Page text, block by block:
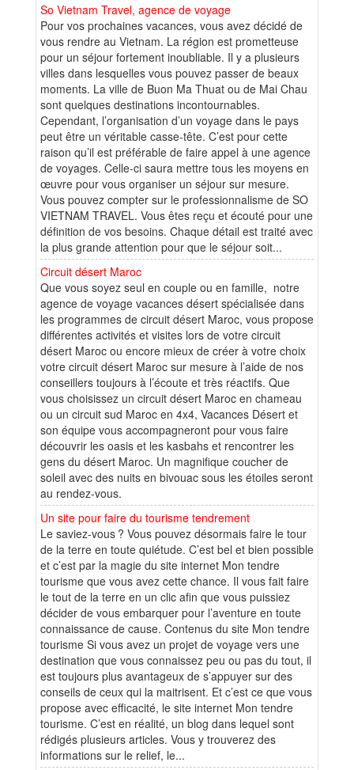
So Vietnam Travel, agence de voyage
Pour vos prochaines vacances, vous avez décidé de
vous rendre au Vietnam. La région est prometteuse
pour un séjour fortement inoubliable. Il y a plusieurs
villes dans lesquelles vous pouvez passer de beaux
moments. La ville de Buon Ma Thuat ou de Mai Chau
sont quelques destinations incontournables.
Cependant, l’organisation d’un voyage dans le pays
peut être un véritable casse-tête. C’est pour cette
raison qu’il est préférable de faire appel à une agence
de voyages. Celle-ci saura mettre tous les moyens en
œuvre pour vous organiser un séjour sur mesure.
Vous pouvez compter sur le professionnalisme de SO
VIETNAM TRAVEL. Vous êtes reçu et écouté pour une
définition de vos besoins. Chaque détail est traité avec
la plus grande attention pour que le séjour soit...
Circuit désert Maroc
Que vous soyez seul en couple ou en famille, notre
agence de voyage vacances désert spécialisée dans
les programmes de circuit désert Maroc, vous propose
différentes activités et visites lors de votre circuit
désert Maroc ou encore mieux de créer à votre choix
votre circuit désert Maroc sur mesure à l’aide de nos
conseillers toujours à l’écoute et très réactifs. Que
vous choisissez un circuit désert Maroc en chameau
ou un circuit sud Maroc en 4x4, Vacances Désert et
son équipe vous accompagneront pour vous faire
découvrir les oasis et les kasbahs et rencontrer les
gens du désert Maroc. Un magnifique coucher de
soleil avec des nuits en bivouac sous les étoiles seront
au rendez-vous.
Un site pour faire du tourisme tendrement
Le saviez-vous ? Vous pouvez désormais faire le tour
de la terre en toute quiétude. C’est bel et bien possible
et c’est par la magie du site internet Mon tendre
tourisme que vous avez cette chance. Il vous fait faire
le tout de la terre en un clic afin que vous puissiez
décider de vous embarquer pour l’aventure en toute
connaissance de cause. Contenus du site Mon tendre
tourisme Si vous avez un projet de voyage vers une
destination que vous connaissez peu ou pas du tout, il
est toujours plus avantageux de s’appuyer sur des
conseils de ceux qui la maitrisent. Et c’est ce que vous
propose avec efficacité, le site internet Mon tendre
tourisme. C’est en réalité, un blog dans lequel sont
rédigés plusieurs articles. Vous y trouverez des
informations sur le relief, le...